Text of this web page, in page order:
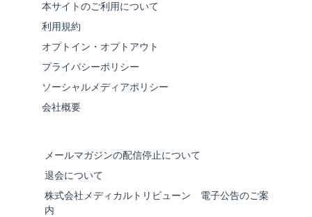
本サイトのご利用について
利用規約
オプトイン・オプトアウト
プライバシーポリシー
ソーシャルメディアポリシー
会社概要
メールマガジンの配信停止について
退会について
株式会社メディカルトリビューン 電子公告のご案
内